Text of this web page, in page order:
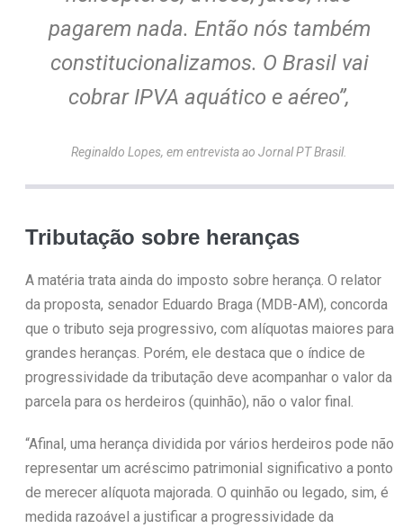
pagarem nada. Então nós também
constitucionalizamos. O Brasil vai
cobrar IPVA aquático e aéreo”,
Reginaldo Lopes, em entrevista ao Jornal PT Brasil.
Tributação sobre heranças
A matéria trata ainda do imposto sobre herança. O relator
da proposta, senador Eduardo Braga (MDB-AM), concorda
que o tributo seja progressivo, com alíquotas maiores para
grandes heranças. Porém, ele destaca que o índice de
progressividade da tributação deve acompanhar o valor da
parcela para os herdeiros (quinhão), não o valor final.
“Afinal, uma herança dividida por vários herdeiros pode não
representar um acréscimo patrimonial significativo a ponto
de merecer alíquota majorada. O quinhão ou legado, sim, é
medida razoável a justificar a progressividade da